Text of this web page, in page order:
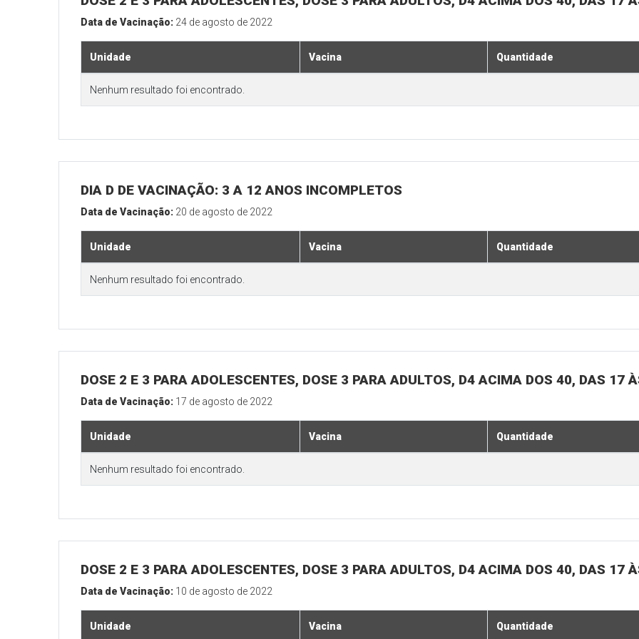
Data de Vacinação: 24 de agosto de 2022
Unidade Vacina Quantidade
Nenhum resultado foi encontrado.
DIA D DE VACINAÇÃO: 3 A 12 ANOS INCOMPLETOS
Data de Vacinação: 20 de agosto de 2022
Unidade Vacina Quantidade
Nenhum resultado foi encontrado.
DOSE 2 E 3 PARA ADOLESCENTES, DOSE 3 PARA ADULTOS, D4 ACIMA DOS 40, DAS 17
Data de Vacinação: 17 de agosto de 2022
Unidade Vacina Quantidade
Nenhum resultado foi encontrado.
DOSE 2 E 3 PARA ADOLESCENTES, DOSE 3 PARA ADULTOS, D4 ACIMA DOS 40, DAS 17
Data de Vacinação: 10 de agosto de 2022
Unidade Vacina Quantidade